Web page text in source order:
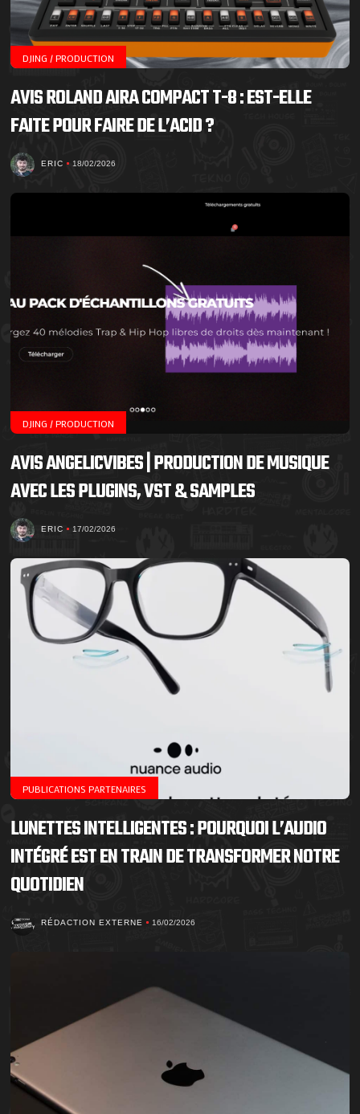
DJING / PRODUCTION
AVIS ROLAND AIRA COMPACT T-8 : EST-ELLE
FAITE POUR FAIRE DE L’ACID ?
ERIC 18/02/2026
DJING / PRODUCTION
AVIS ANGELICVIBES | PRODUCTION DE MUSIQUE
AVEC LES PLUGINS, VST & SAMPLES
ERIC 17/02/2026
PUBLICATIONS PARTENAIRES
LUNETTES INTELLIGENTES : POURQUOI L’AUDIO
INTÉGRÉ EST EN TRAIN DE TRANSFORMER NOTRE
QUOTIDIEN
RÉDACTION EXTERNE 16/02/2026